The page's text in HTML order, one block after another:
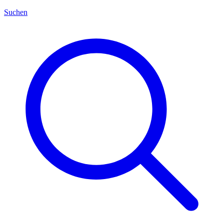
Suchen